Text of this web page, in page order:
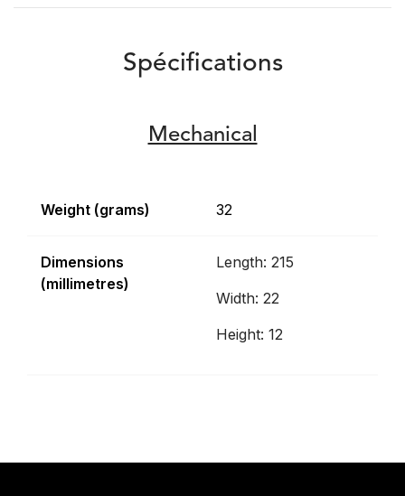
Spécifications
Mechanical
Weight (grams) 32
Dimensions
(millimetres)
Length: 215
Width: 22
Height: 12